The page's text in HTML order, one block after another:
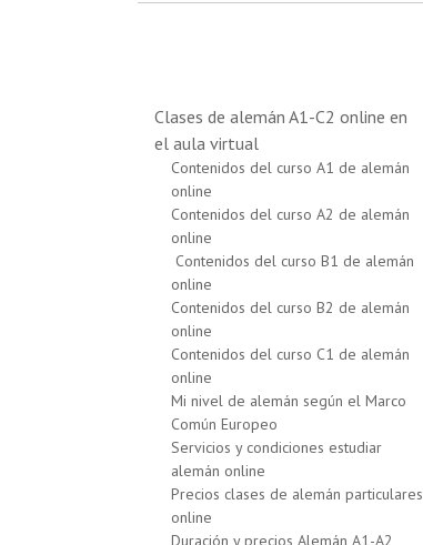
Clases de alemán A1-C2 online en
el aula virtual
Contenidos del curso A1 de alemán
online
Contenidos del curso A2 de alemán
online
Contenidos del curso B1 de alemán
online
Contenidos del curso B2 de alemán
online
Contenidos del curso C1 de alemán
online
Mi nivel de alemán según el Marco
Común Europeo
Servicios y condiciones estudiar
alemán online
Precios clases de alemán particulares
online
Duración y precios Alemán A1-A2